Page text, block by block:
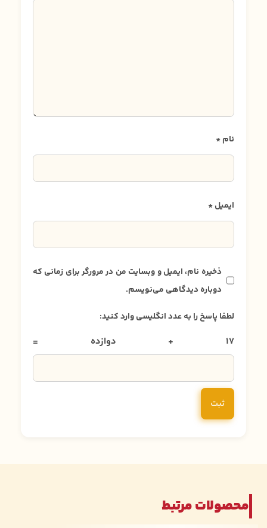
نام*
ایمیل*
ذخیره نام، ایمیل و وبسایت من در مرورگر برای زمانی که
دوباره دیدگاهی می‌نویسم.
لطفا پاسخ را به عدد انگلیسی وارد کنید:
17 + دوازده =
محصولات مرتبط